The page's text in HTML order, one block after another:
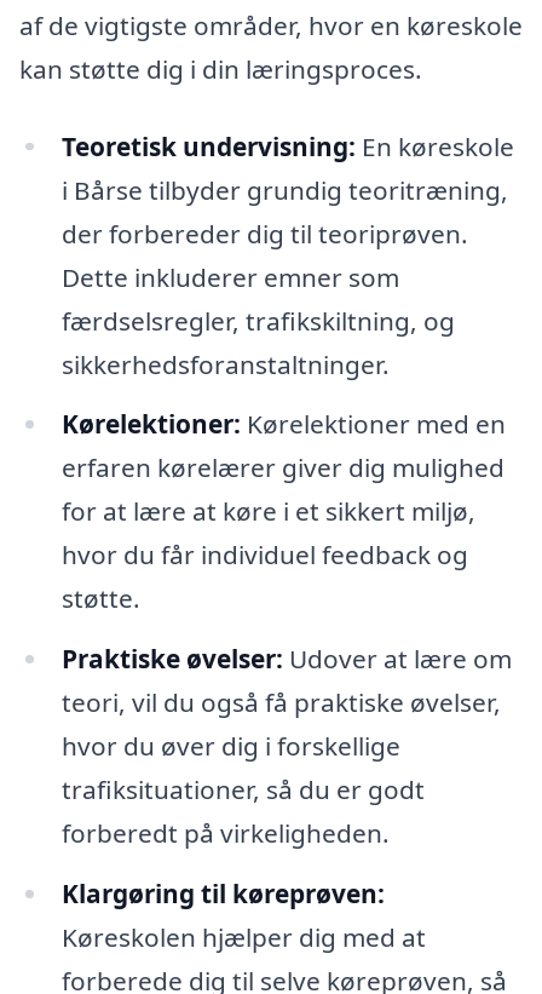
af de vigtigste områder, hvor en køreskole
kan støtte dig i din læringsproces.
Teoretisk undervisning: En køreskole
i Bårse tilbyder grundig teoritræning,
der forbereder dig til teoriprøven.
Dette inkluderer emner som
færdselsregler, trafikskiltning, og
sikkerhedsforanstaltninger.
Kørelektioner: Kørelektioner med en
erfaren kørelærer giver dig mulighed
for at lære at køre i et sikkert miljø,
hvor du får individuel feedback og
støtte.
Praktiske øvelser: Udover at lære om
teori, vil du også få praktiske øvelser,
hvor du øver dig i forskellige
trafiksituationer, så du er godt
forberedt på virkeligheden.
Klargøring til køreprøven:
Køreskolen hjælper dig med at
forberede dig til selve køreprøven, så